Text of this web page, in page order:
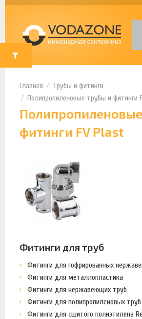
Трубы и фитинги
Полипропиленовые трубы и фитинги
фитинги FV Plast
Фитинги для труб
Фитинги для гофрированных
Фитинги для металлопластика
Фитинги для нержавеющих труб
Фитинги для полипропиленовых труб
Фитинги для сшитого полиэтилена